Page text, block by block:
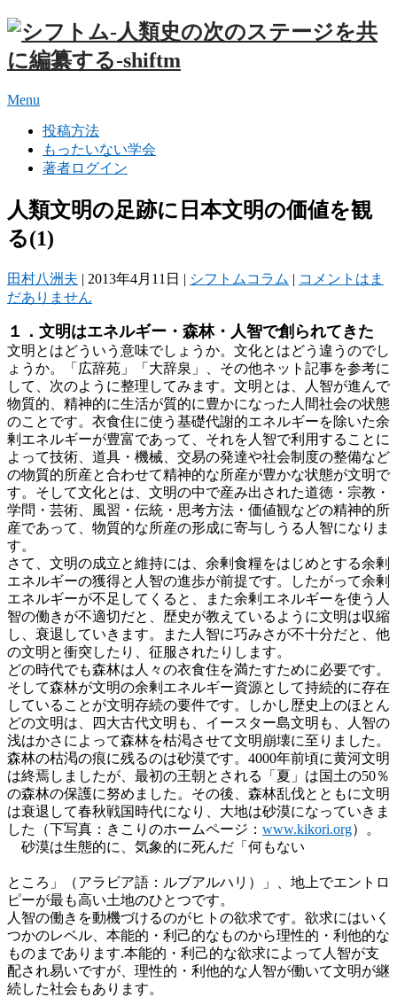
Menu
投稿方法
もったいない学会
著者ログイン
人類文明の足跡に日本文明の価値を観
る(1)
田村八洲夫 | 2013年4月11日 | シフトムコラム | コメントはま
だありません
１．文明はエネルギー・森林・人智で創られてきた
文明とはどういう意味でしょうか。文化とはどう違うのでし
ょうか。「広辞苑」「大辞泉」、その他ネット記事を参考に
して、次のように整理してみます。文明とは、人智が進んで
物質的、精神的に生活が質的に豊かになった人間社会の状態
のことです。衣食住に使う基礎代謝的エネルギーを除いた余
剰エネルギーが豊富であって、それを人智で利用することに
よって技術、道具・機械、交易の発達や社会制度の整備など
の物質的所産と合わせて精神的な所産が豊かな状態が文明で
す。そして文化とは、文明の中で産み出された道徳・宗教・
学問・芸術、風習・伝統・思考方法・価値観などの精神的所
産であって、物質的な所産の形成に寄与しうる人智になりま
す。
さて、文明の成立と維持には、余剰食糧をはじめとする余剰
エネルギーの獲得と人智の進歩が前提です。したがって余剰
エネルギーが不足してくると、また余剰エネルギーを使う人
智の働きが不適切だと、歴史が教えているように文明は収縮
し、衰退していきます。また人智に巧みさが不十分だと、他
の文明と衝突したり、征服されたりします。
どの時代でも森林は人々の衣食住を満たすために必要です。
そして森林が文明の余剰エネルギー資源として持続的に存在
していることが文明存続の要件です。しかし歴史上のほとん
どの文明は、四大古代文明も、イースター島文明も、人智の
浅はかさによって森林を枯渇させて文明崩壊に至りました。
森林の枯渇の痕に残るのは砂漠です。4000年前頃に黄河文明
は終焉しましたが、最初の王朝とされる「夏」は国土の50％
の森林の保護に努めました。その後、森林乱伐とともに文明
は衰退して春秋戦国時代になり、大地は砂漠になっていきま
した（下写真：きこりのホームページ： www.kikori.org）。
砂漠は生態的に、気象的に死んだ「何もない
ところ」（アラビア語：ルブアルハリ）」、地上でエントロ
ピーが最も高い土地のひとつです。
人智の働きを動機づけるのがヒトの欲求です。欲求にはいく
つかのレベル、本能的・利己的なものから理性的・利他的な
ものまであります.本能的・利己的な欲求によって人智が支
配され易いですが、理性的・利他的な人智が働いて文明が継
続した社会もあります。